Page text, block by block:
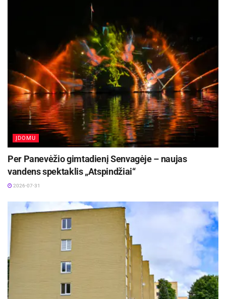
ĮDOMU
Per Panevėžio gimtadienį Senvagėje – naujas
vandens spektaklis „Atspindžiai“
2026-07-31